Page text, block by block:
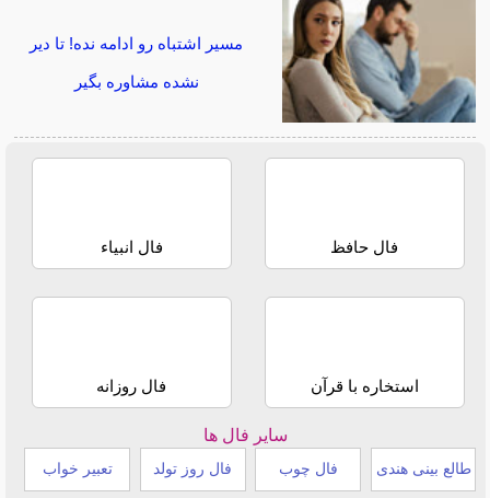
مسیر اشتباه رو ادامه نده! تا دیر
نشده مشاوره بگیر
فال حافظ فال انبیاء
استخاره با قرآن فال روزانه
سایر فال ها
طالع بینی هندی فال چوب فال روز تولد تعبیر خواب